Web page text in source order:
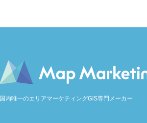
国内唯一のエリアマーケティングGIS専門メーカー